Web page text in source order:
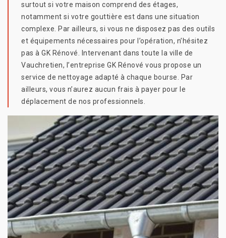
surtout si votre maison comprend des étages,
notamment si votre gouttière est dans une situation
complexe. Par ailleurs, si vous ne disposez pas des outils
et équipements nécessaires pour l’opération, n’hésitez
pas à GK Rénové. Intervenant dans toute la ville de
Vauchretien, l’entreprise GK Rénové vous propose un
service de nettoyage adapté à chaque bourse. Par
ailleurs, vous n’aurez aucun frais à payer pour le
déplacement de nos professionnels.